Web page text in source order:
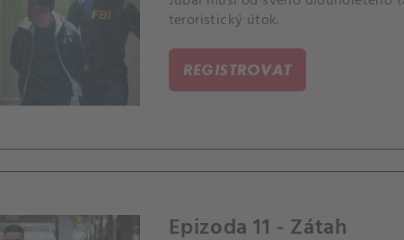
teroristický útok.
REGISTROVAT
Epizoda 11 - Zátah